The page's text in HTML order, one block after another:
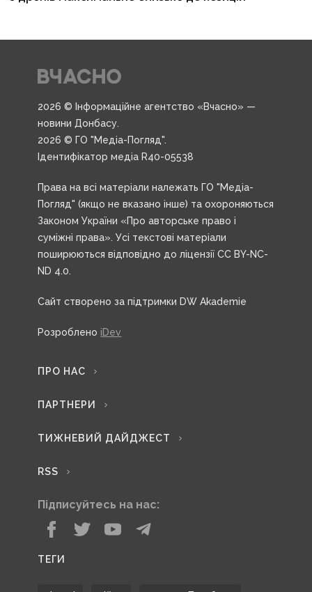
2026 © Інформаційне агентство «Вчасно» —
новини Донбасу.
2026 © ГО "Медіа-Погляд".
Ідентифікатор медіа R40-05538
Права на всі матеріали належать ГО "Медіа-
Погляд" (якщо не вказано інше) та охороняються
Законом України «Про авторське право і
суміжні права». Усі текстові матеріали
поширюються відповідно до ліцензії CC BY-NC-
ND 4.0.
Сайт створено за підтримки DW Akademie
Розроблено iDev
ПРО НАС
ПАРТНЕРИ
ТИЖНЕВИЙ ДАЙДЖЕСТ
RSS
Підписуйтесь на нас:
ТЕГИ